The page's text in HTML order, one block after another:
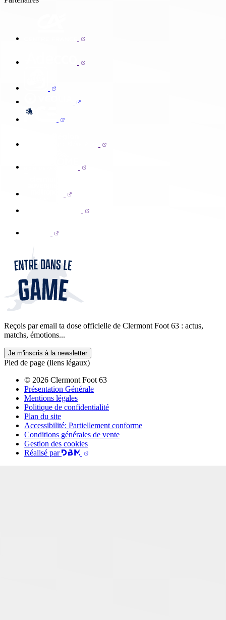
Reçois par email ta dose officielle de Clermont Foot 63 : actus,
matchs, émotions...
Je m'inscris à la newsletter
Pied de page (liens légaux)
© 2026 Clermont Foot 63
Présentation Générale
Mentions légales
Politique de confidentialité
Plan du site
Accessibilité: Partiellement conforme
Conditions générales de vente
Gestion des cookies
Réalisé par